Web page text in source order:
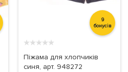
9
бонусів
★★★★★
Піжама для хлопчиків
синя, арт. 948272